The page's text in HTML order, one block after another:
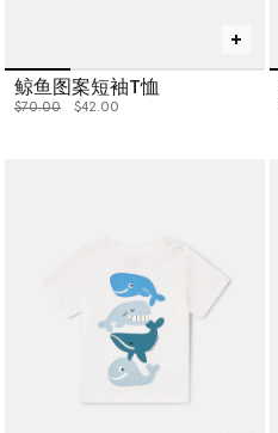
鲸鱼图案短袖T恤
价格从
$70.00下降至
$42.00